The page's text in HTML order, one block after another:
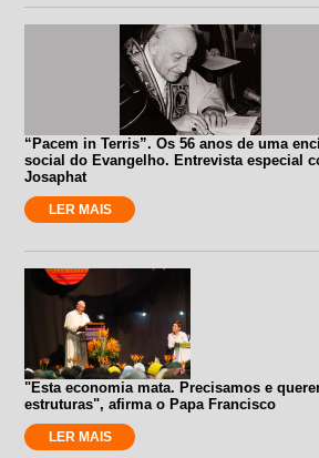
“Pacem in Terris”. Os 56 anos de uma
social do Evangelho. Entrevista especial
Josaphat
LER MAIS
"Esta economia mata. Precisamos e
estruturas", afirma o Papa Francisco
LER MAIS